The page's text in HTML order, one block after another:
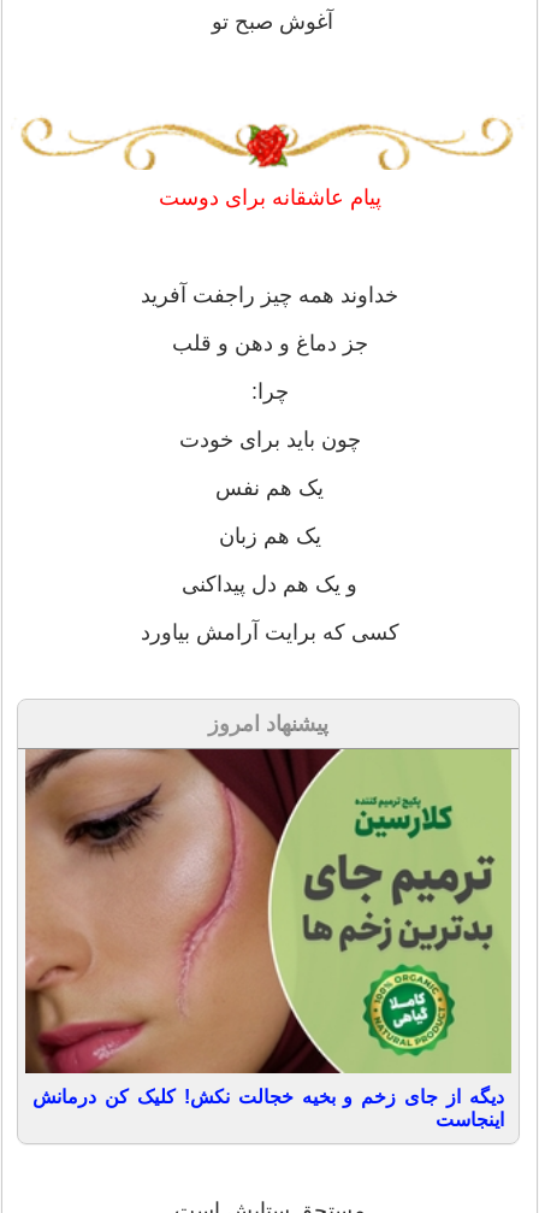
آغوش صبح تو
پیام عاشقانه برای دوست
خداوند همه چيز راجفت آفريد
جز دماغ و دهن و قلب
چرا:
چون بايد براى خودت
يک هم نفس
يک هم زبان
و يک هم دل پيداکنی
کسی که برایت آرامش بیاورد
پیشنهاد امروز
دیگه از جای زخم و بخیه خجالت نکش! کلیک کن درمانش
اینجاست